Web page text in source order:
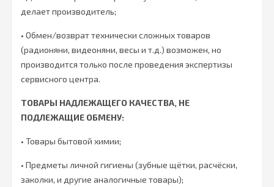
делает производитель;
• Обмен/возврат технически сложных товаров
(радионяни, видеоняни, весы и т.д.) возможен, но
производится только после проведения экспертизы
сервисного центра.
ТОВАРЫ НАДЛЕЖАЩЕГО КАЧЕСТВА, НЕ
ПОДЛЕЖАЩИЕ ОБМЕНУ:
• Товары бытовой химии;
• Предметы личной гигиены (зубные щётки, расчёски,
заколки, и другие аналогичные товары);